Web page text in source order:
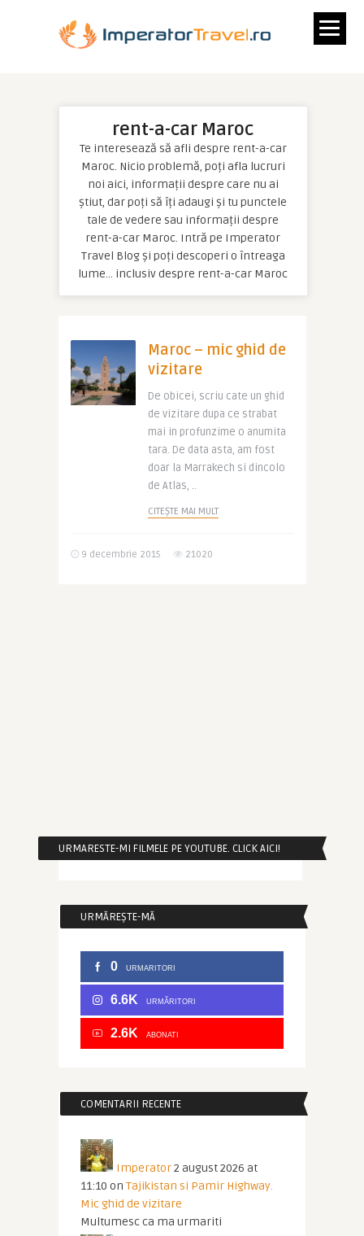
rent-a-car Maroc
Te interesează să afli despre rent-a-car
Maroc. Nicio problemă, poți afla lucruri
noi aici, informații despre care nu ai
știut, dar poți să îți adaugi și tu punctele
tale de vedere sau informații despre
rent-a-car Maroc. Intră pe Imperator
Travel Blog și poți descoperi o întreaga
lume… inclusiv despre rent-a-car Maroc
Maroc – mic ghid de
vizitare
De obicei, scriu cate un ghid
de vizitare dupa ce strabat
mai in profunzime o anumita
tara. De data asta, am fost
doar la Marrakech si dincolo
de Atlas, ..
CITEȘTE MAI MULT
9 decembrie 2015 21020
URMARESTE-MI FILMELE PE YOUTUBE. CLICK AICI!
URMĂREȘTE-MĂ
0 URMARITORI
6.6K URMĂRITORI
2.6K ABONATI
COMENTARII RECENTE
Imperator2 august 2026 at
11:10 on Tajikistan si Pamir Highway.
Mic ghid de vizitare
Multumesc ca ma urmariti